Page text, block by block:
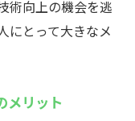
のゴルフゾンの
術向上の機会を逃
にとって大きなメ
メリット